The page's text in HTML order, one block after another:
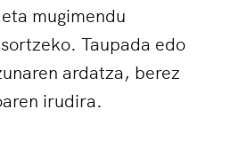
mugimendu
Taupada edo
ardatza, berez
irudira.